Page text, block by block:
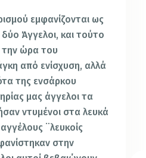
εμφανίζονται ως
Άγγελοι, και τούτο
την ώρα του
από ενίσχυση, αλλά
της ενσάρκου
μας άγγελοι τα
ντυμένοι στα λευκά
¨λευκοίς
στην